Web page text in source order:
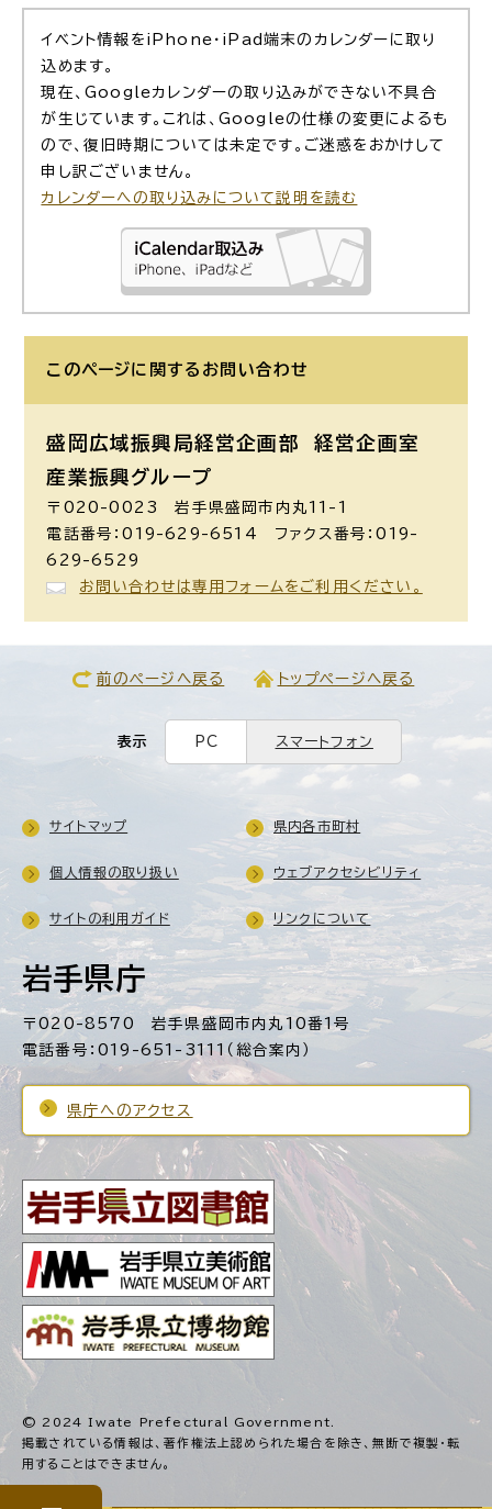
イベント情報をiPhone・iPad端末のカレンダーに取り
込めます。
現在、Googleカレンダーの取り込みができない不具合
が生じています。これは、Googleの仕様の変更によるも
ので、復旧時期については未定です。ご迷惑をおかけして
申し訳ございません。
カレンダーへの取り込みについて説明を読む
このページに関する お問い合わせ
盛岡広域振興局経営企画部 経営企画室
産業振興グループ
〒020-0023 岩手県盛岡市内丸11-1
電話番号：019-629-6514 ファクス番号：019-
629-6529
お問い合わせは専用フォームをご利用ください。
前のページへ戻る トップページへ戻る
表示 PC スマートフォン
岩手県庁
〒020-8570 岩手県盛岡市内丸10番1号
電話番号：019-651-3111（総合案内）
県庁へのアクセス
サイトマップ 県内各市町村
個人情報の取り扱い ウェブアクセシビリティ
サイトの利用ガイド リンクについて
© 2024 Iwate Prefectural Government.
掲載されている情報は、著作権法上認められた場合を除き、無断で複製・転
用することはできません。